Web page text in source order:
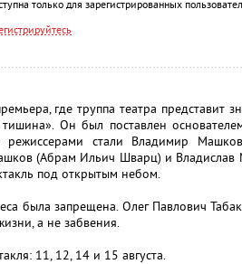
только для зарегистрированных
где труппа театра представит
тишина». Он был поставлен
режиссерами стали Владимир
(Абрам Ильич Шварц) и Владислав
под открытым небом.
была запрещена. Олег Павлович
а не забвения.
11, 12, 14 и 15 августа.